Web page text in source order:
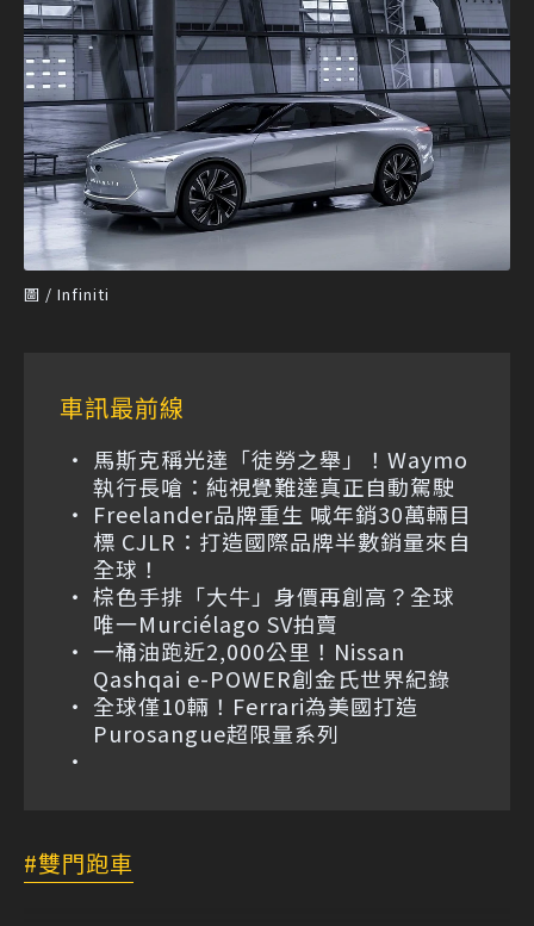
圖 / Infiniti
車訊最前線
馬斯克稱光達「徒勞之舉」！Waymo
執行長嗆：純視覺難達真正自動駕駛
Freelander品牌重生 喊年銷30萬輛目
標 CJLR：打造國際品牌半數銷量來自
全球！
棕色手排「大牛」身價再創高？全球
唯一Murciélago SV拍賣
一桶油跑近2,000公里！Nissan
Qashqai e-POWER創金氏世界紀錄
全球僅10輛！Ferrari為美國打造
Purosangue超限量系列
雙門跑車